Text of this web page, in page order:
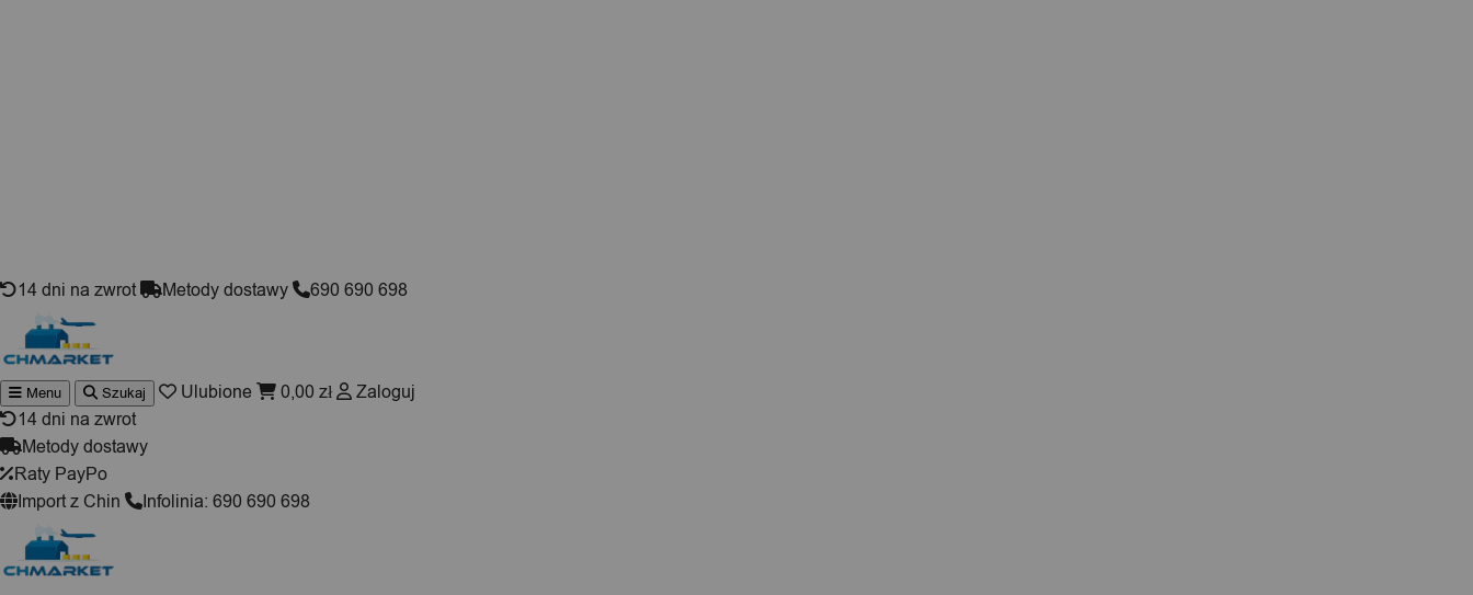
14 dni na zwrot Metody dostawy 690 690 698
Menu Szukaj Ulubione 0,00 zł
Zaloguj
14 dni na zwrot
Metody dostawy
Raty PayPo
Import z Chin
Infolinia: 690 690 698